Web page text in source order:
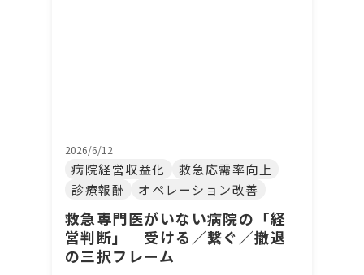
2026/6/12
病院経営収益化
救急応需率向上
診療報酬
オペレーション改善
救急専門医がいない病院の「経
営判断」｜受ける／繋ぐ／撤退
の三択フレーム